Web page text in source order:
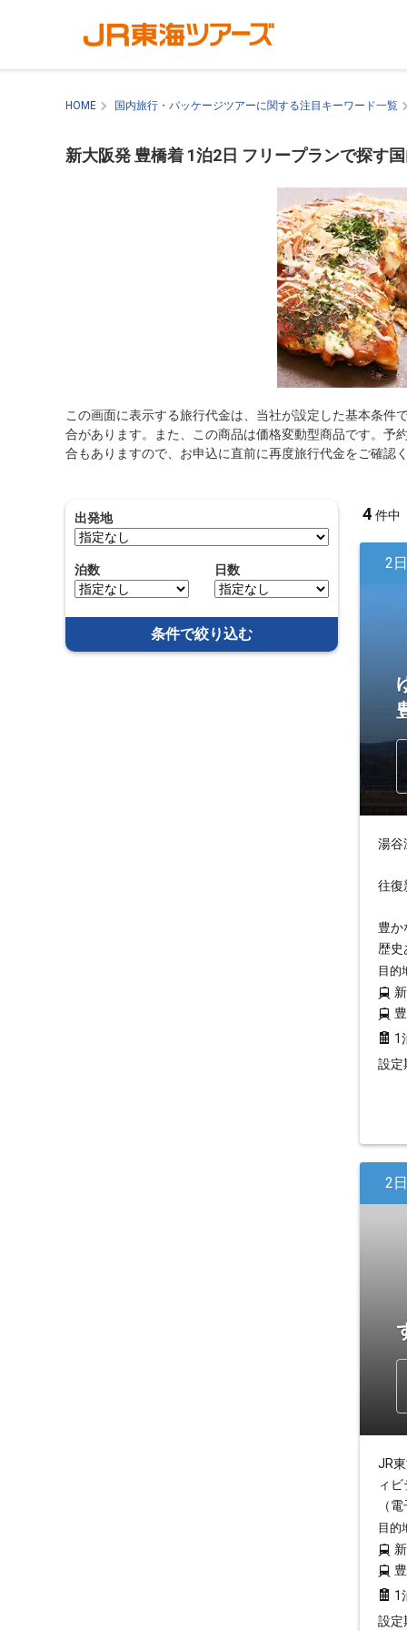
HOME 国内旅行・パッケージツアーに関する注目キーワード一覧
新大阪発 豊橋着 1泊2日 フリープランで探す
この画面に表示する旅行代金は、当社が設定した基本条
合があります。また、この商品は価格変動型商品です。予
合もありますので、お申込に直前に再度旅行代金をご確認
出発地
泊数 日数
条件で絞り込む
4 件中
2
湯谷
往復
豊か
歴史
目的
1
設
2
JR
ィ
（
目的
1
設